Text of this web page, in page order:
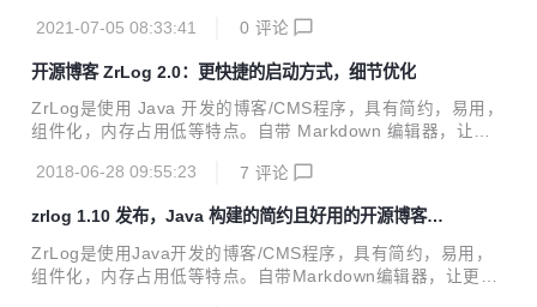
上。 ZrLog 从开始使用 bootstrap 作为主要的前端框架都用
手的框架的，但是随着时间的变化，发现 bootstrap 很多地方
不太方便的地方，因为仅用默认样式，会出现千篇一律的 UI
样式的。加上之前的使用 JQuery 异步加载网页在浏览器的控
2.2 版本开始，ZrLog...
2021-07-05 08:33:41 0 评论
开源博客 ZrLog 2.0：更快捷的启动方式，细节优化
ZrLog是使用 Java 开发的博客/CMS程序，具有简约，易用，
组件化，内存占用低等特点。自带 Markdown 编辑器，让更
上。 ZrLog 从开始使用 JFinal 作为主要的框架都快 4 年了，
走了 4 年多，绝大多数的功能都很稳定了，加上使用的一些技
术上的调整，比如支持了 mysql8，升级到 Java8，终于提供
内嵌的 tomcat 的 zip 包（省去手动安装 tomcat 的苦恼）等
2018-06-28 09:55:23 7 评论
zrlog 1.10 发布，Java 构建的简约且好用的开源博客程
序
ZrLog是使用Java开发的博客/CMS程序，具有简约，易用，
组件化，内存占用低等特点。自带Markdown编辑器，让更多